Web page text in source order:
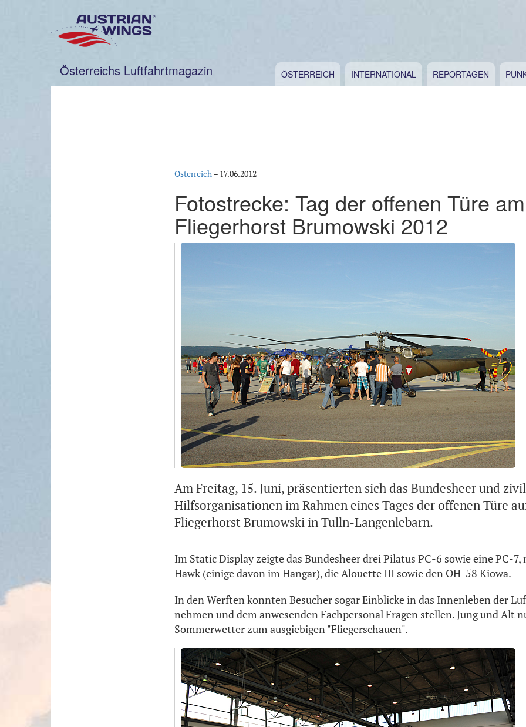
Österreichs Luftfahrtmagazin ÖSTERREICH INTERNATIONAL REPORTAGEN
Österreich– 17.06.2012
Fotostrecke: Tag der offenen Türe am
Fliegerhorst Brumowski 2012
Am Freitag, 15. Juni, präsentierten sich das Bundesheer und
Hilfsorganisationen im Rahmen eines Tages der offenen Türe
Fliegerhorst Brumowski in Tulln-Langenlebarn.
Im Static Display zeigte das Bundesheer drei Pilatus PC-6 sowie eine PC-7,
Hawk (einige davon im Hangar), die Alouette III sowie den OH-58 Kiowa.
In den Werften konnten Besucher sogar Einblicke in das Innenleben der
nehmen und dem anwesenden Fachpersonal Fragen stellen. Jung und Alt
Sommerwetter zum ausgiebigen "Fliegerschauen".